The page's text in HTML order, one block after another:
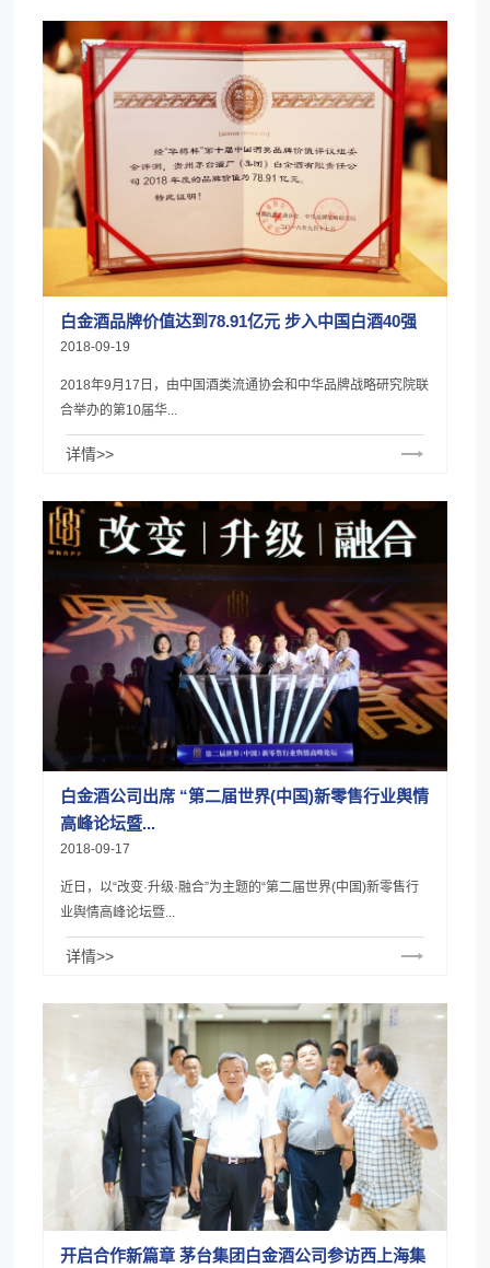
白金酒品牌价值达到78.91亿元 步入中国白酒40强
2018-09-19
2018年9月17日，由中国酒类流通协会和中华品牌战略研究院联
合举办的第10届华...
详情>>
白金酒公司出席 “第二届世界(中国)新零售行业舆情
高峰论坛暨...
2018-09-17
近日，以“改变·升级·融合”为主题的“第二届世界(中国)新零售行
业舆情高峰论坛暨...
详情>>
开启合作新篇章 茅台集团白金酒公司参访西上海集